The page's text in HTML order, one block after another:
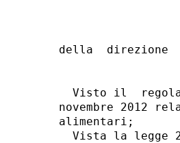
della  direzione
Visto il
novembre 2012
alimentari;
Vista la legge